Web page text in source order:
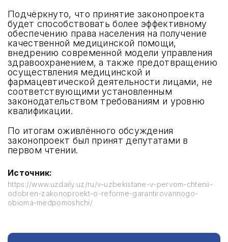
Подчёркнуто, что принятие законопроекта
будет способствовать более эффективному
обеспечению права населения на получение
качественной медицинской помощи,
внедрению современной модели управления
здравоохранением, а также предотвращению
осуществления медицинской и
фармацевтической деятельности лицами, не
соответствующими установленным
законодательством требованиям и уровню
квалификации.
По итогам оживлённого обсуждения
законопроект был принят депутатами в
первом чтении.
Источник:
https://www.uzdaily.uz/ru/v-uzbekistane-v-pervom-chtenii-
odobren-zakonoproekt-o-reforme-garantirovannogo-
obioma-medpomoshchi/